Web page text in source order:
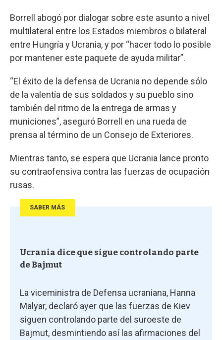
Borrell abogó por dialogar sobre este asunto a nivel
multilateral entre los Estados miembros o bilateral
entre Hungría y Ucrania, y por “hacer todo lo posible
por mantener este paquete de ayuda militar”.
“El éxito de la defensa de Ucrania no depende sólo
de la valentía de sus soldados y su pueblo sino
también del ritmo de la entrega de armas y
municiones”, aseguró Borrell en una rueda de
prensa al término de un Consejo de Exteriores.
Mientras tanto, se espera que Ucrania lance pronto
su contraofensiva contra las fuerzas de ocupación
rusas.
SABER MÁS
Ucrania dice que sigue controlando parte
de Bajmut
La viceministra de Defensa ucraniana, Hanna
Malyar, declaró ayer que las fuerzas de Kiev
siguen controlando parte del suroeste de
Bajmut, desmintiendo así las afirmaciones del